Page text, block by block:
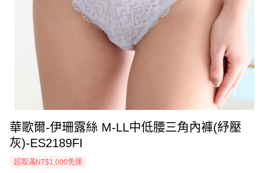
華歌爾-伊珊露絲 M-LL中低腰三角內褲(紓壓
灰)-ES2189FI
超取滿NT$1,000免運